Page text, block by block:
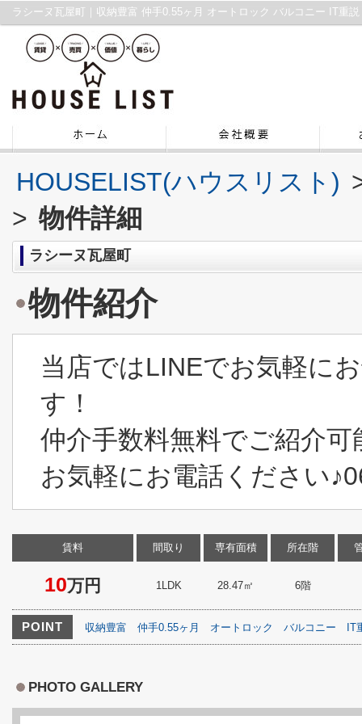
HOUSELIST(ハウスリスト)
> 物件詳細
ラシーヌ瓦屋町
物件紹介
当店ではLINEでお気軽に
す！
仲介手数料無料でご紹介
お気軽にお電話ください
賃料
10万円
間取り
1LDK
専有面積
28.47㎡
所在階
6階
POINT 収納豊富 仲手0.55ヶ月 オートロック バルコニー IT
PHOTO GALLERY